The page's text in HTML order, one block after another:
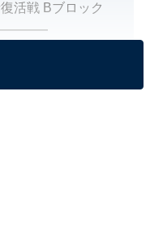
活戦Bブロック
ビは…
ンス